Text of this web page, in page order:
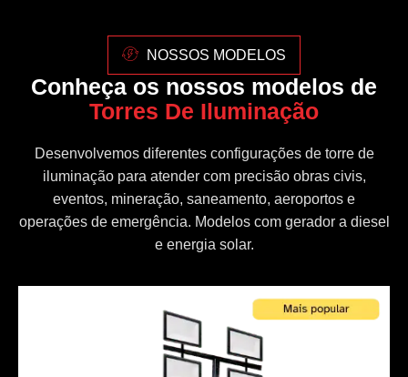
NOSSOS MODELOS
Conheça os nossos modelos de
Torres De Iluminação
Desenvolvemos diferentes configurações de torre de
iluminação para atender com precisão obras civis,
eventos, mineração, saneamento, aeroportos e
operações de emergência. Modelos com gerador a diesel
e energia solar.